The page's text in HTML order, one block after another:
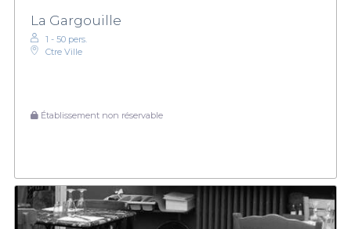
La Gargouille
1 - 50 pers.
Ctre Ville
Établissement non réservable